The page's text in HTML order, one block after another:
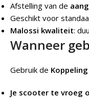
Afstelling van de
Geschikt voor
Malossi kwaliteit:
Wanneer
Gebruik de
Je scooter te vroeg